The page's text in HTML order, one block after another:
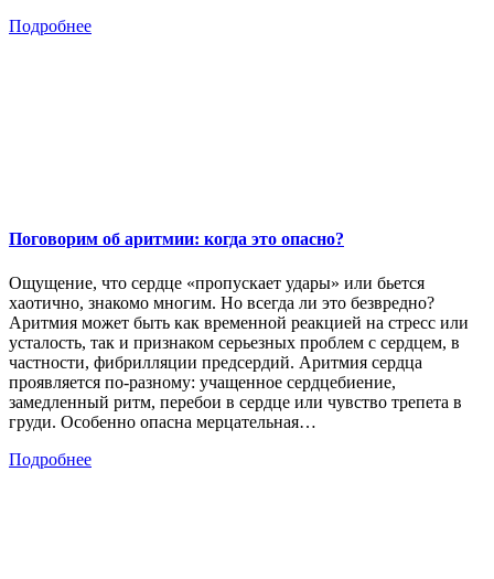
Подробнее
Поговорим об аритмии: когда это опасно?
Ощущение, что сердце «пропускает удары» или бьется
хаотично, знакомо многим. Но всегда ли это безвредно?
Аритмия может быть как временной реакцией на стресс или
усталость, так и признаком серьезных проблем с сердцем, в
частности, фибрилляции предсердий. Аритмия сердца
проявляется по-разному: учащенное сердцебиение,
замедленный ритм, перебои в сердце или чувство трепета в
груди. Особенно опасна мерцательная…
Подробнее